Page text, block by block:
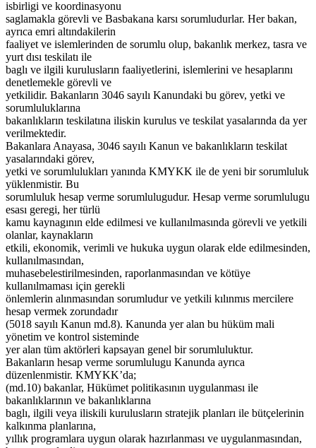
isbirligi ve koordinasyonu
saglamakla görevli ve Basbakana karsı sorumludurlar. Her bakan,
ayrıca emri altındakilerin
faaliyet ve islemlerinden de sorumlu olup, bakanlık merkez, tasra ve
yurt dısı teskilatı ile
baglı ve ilgili kurulusların faaliyetlerini, islemlerini ve hesaplarını
denetlemekle görevli ve
yetkilidir. Bakanların 3046 sayılı Kanundaki bu görev, yetki ve
sorumluluklarına
bakanlıkların teskilatına iliskin kurulus ve teskilat yasalarında da yer
verilmektedir.
Bakanlara Anayasa, 3046 sayılı Kanun ve bakanlıkların teskilat
yasalarındaki görev,
yetki ve sorumlulukları yanında KMYKK ile de yeni bir sorumluluk
yüklenmistir. Bu
sorumluluk hesap verme sorumlulugudur. Hesap verme sorumlulugu
esası geregi, her türlü
kamu kaynagının elde edilmesi ve kullanılmasında görevli ve yetkili
olanlar, kaynakların
etkili, ekonomik, verimli ve hukuka uygun olarak elde edilmesinden,
kullanılmasından,
muhasebelestirilmesinden, raporlanmasından ve kötüye
kullanılmaması için gerekli
önlemlerin alınmasından sorumludur ve yetkili kılınmıs mercilere
hesap vermek zorundadır
(5018 sayılı Kanun md.8). Kanunda yer alan bu hüküm mali
yönetim ve kontrol sisteminde
yer alan tüm aktörleri kapsayan genel bir sorumluluktur.
Bakanların hesap verme sorumlulugu Kanunda ayrıca
düzenlenmistir. KMYKK’da;
(md.10) bakanlar, Hükümet politikasının uygulanması ile
bakanlıklarının ve bakanlıklarına
baglı, ilgili veya iliskili kurulusların stratejik planları ile bütçelerinin
kalkınma planlarına,
yıllık programlara uygun olarak hazırlanması ve uygulanmasından,